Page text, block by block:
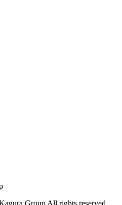
Group All rights reserved.